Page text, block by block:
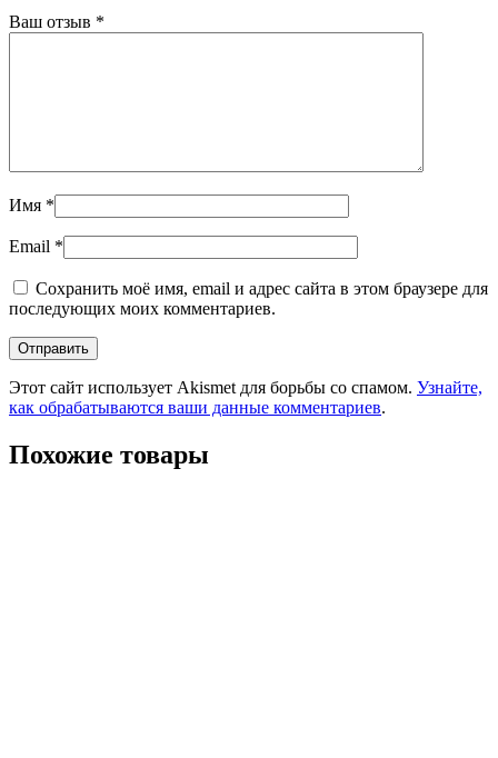
Ваш отзыв *
Имя *
Email *
Сохранить моё имя, email и адрес сайта в этом браузере для
последующих моих комментариев.
Этот сайт использует Akismet для борьбы со спамом. Узнайте,
как обрабатываются ваши данные комментариев.
Похожие товары